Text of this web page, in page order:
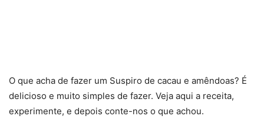
O que acha de fazer um Suspiro de cacau e amêndoas? É
delicioso e muito simples de fazer. Veja aqui a receita,
experimente, e depois conte-nos o que achou.